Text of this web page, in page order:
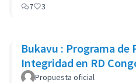
7
3
Bukavu : Programa
Integridad en RD
Propuesta oficial